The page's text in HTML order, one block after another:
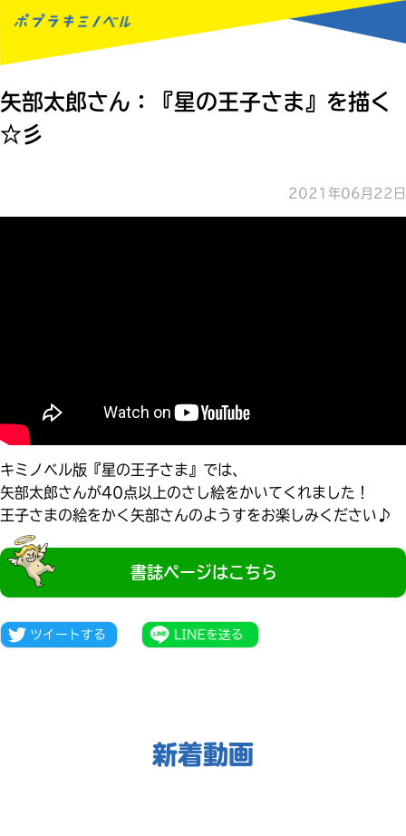
MENU
本を飛び出して
できる掲示板
矢部太郎さん：『星の王子さま』を描く
☆彡
2021年06月22日
キミノベル版『星の王子さま』では、
矢部太郎さんが40点以上のさし絵をかいてくれました！
王子さまの絵をかく矢部さんのようすをお楽しみください♪
書誌ページはこちら
新着動画